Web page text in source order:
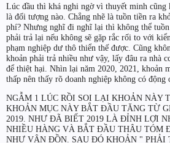
Lúc đầu thì khá nghi ngờ vì thuyết minh cũng
là đối tượng nào. Chẳng nhẽ là tuồn tiền ra
phí? Nhưng nghĩ đi nghĩ lại thì không thể
phải trả lại nếu không sẽ gặp rắc rối to với
phạm nghiệp dư thô thiển thế được. Cũng
khoản phải trả nhiều như vậy, lấy đâu ra nhà
để thiệt hại. Nhìn lại năm 2020, 2021, khoản
thấp nên thấy rõ doanh nghiệp không có động
NGẪM 1 LÚC RỒI SOI LẠI KHOẢN NÀY
KHOẢN MỤC NÀY BẮT ĐẦU TĂNG TỪ
2019. NHƯ ĐÃ BIẾT 2019 LÀ ĐỈNH LỢI
NHIỀU HÀNG VÀ BẮT ĐẦU THÂU TÓM
NHƯ VÂN ĐỒN. SAU ĐÓ KHOẢN " PHẢI